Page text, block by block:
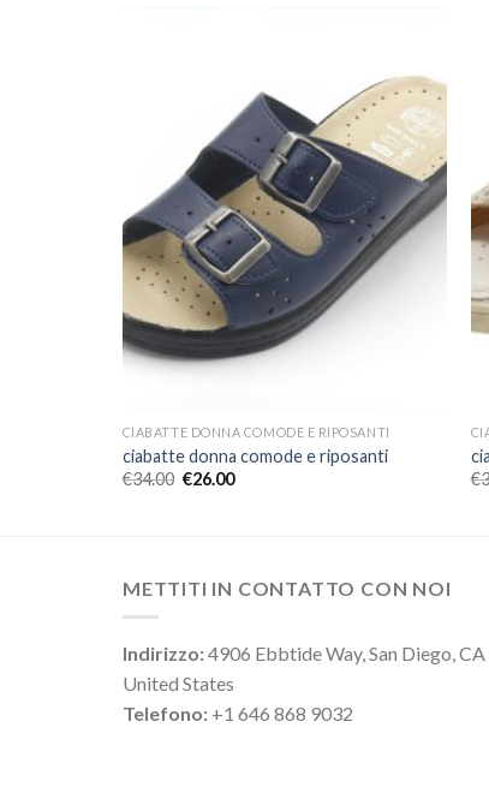
CIABATTE DONNA COMODE E RIPOSANTI
ciabatte donna comode e riposanti
€34.00 €26.00
€
METTITI IN CONTATTO CON NOI
Indirizzo:4906 Ebbtide Way, San Diego,
United States
Telefono: +1 646 868 9032